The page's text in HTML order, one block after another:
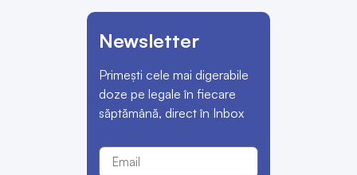
Newsletter
Primești cele mai digerabile
doze pe legale în fiecare
săptămână, direct în Inbox